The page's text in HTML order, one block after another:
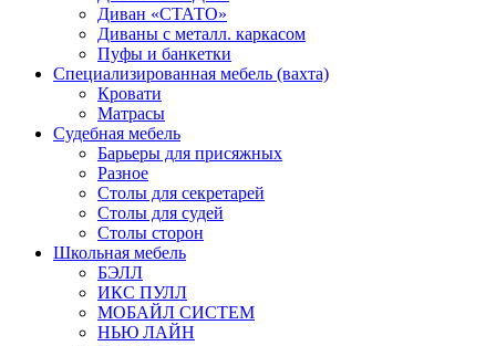
Диван «СТАТО»
Диваны с металл. каркасом
Пуфы и банкетки
Специализированная мебель (вахта)
Кровати
Матрасы
Судебная мебель
Барьеры для присяжных
Разное
Столы для секретарей
Столы для судей
Столы сторон
Школьная мебель
БЭЛЛ
ИКС ПУЛЛ
МОБАЙЛ СИСТЕМ
НЬЮ ЛАЙН